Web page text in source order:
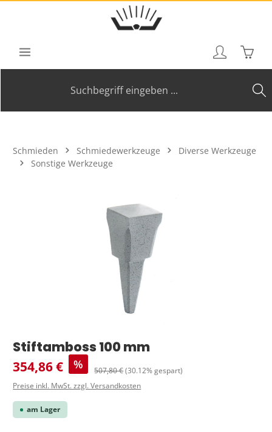
Zum Hauptinhalt springen
Schmieden Schmiedewerkzeuge
Diverse Werkzeuge
Sonstige Werkzeuge
Stiftamboss 100 mm
Verkaufspreis:
354,86 € % Regulärer Preis:
507,80 €(30.12% gespart)
Preise inkl. MwSt. zzgl. Versandkosten
am Lager